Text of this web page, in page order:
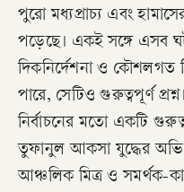
পুরো মধ্যপ্রাচ্য এবং
পড়েছে। একই সঙ্গে এসব
দিকনির্দেশনা ও কৌশলগত
পারে, সেটিও গুরুত্বপূর্ণ
নির্বাচনের মতো একটি
তুফানুল আকসা যুদ্ধের
আঞ্চলিক মিত্র ও সমর্থক-